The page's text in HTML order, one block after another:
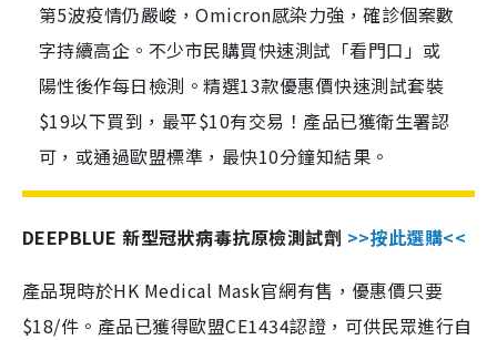
第5波疫情仍嚴峻，Omicron感染力強，確診個案數
字持續高企。不少市民購買快速測試「看門口」或
陽性後作每日檢測。精選13款優惠價快速測試套裝
$19以下買到，最平$10有交易！產品已獲衛生署認
可，或通過歐盟標準，最快10分鐘知結果。
DEEPBLUE 新型冠狀病毒抗原檢測試劑 >>按此選購<<
產品現時於HK Medical Mask官網有售，優惠價只要
$18/件。產品已獲得歐盟CE1434認證，可供民眾進行自